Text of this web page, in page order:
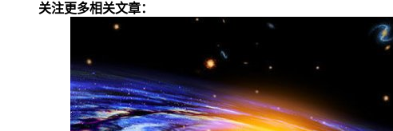
关注更多相关文章：